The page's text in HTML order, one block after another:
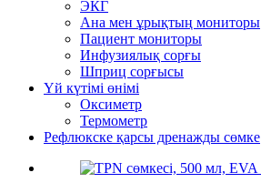
ЭКГ
Ана мен ұрықтың мониторы
Пациент мониторы
Инфузиялық сорғы
Шприц сорғысы
Үй күтімі өнімі
Оксиметр
Термометр
Рефлюкске қарсы дренажды сөмке